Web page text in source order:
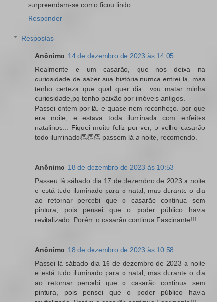
surpreendam-se como ficou lindo.
Responder
Respostas
Anônimo 14 de dezembro de 2023 às 14:05
Realmente e um casarão, que nos deixa na
curiosidade de saber sua história.numca entrei lá, mas
tenho certeza que qual quer dia.. vou matar minha
curiosidade,pq tenho paixão por imóveis antigos.
Passei ontem por lá, e quase nem reconheço, por que
era noite, e estava toda iluminada com enfeites
natalinos... Fiquei muito feliz por ver, o velho casarão
todo iluminado👏👏👏 passem lá a noite, recomendo.
Anônimo 18 de dezembro de 2023 às 10:53
Passeu lá sábado dia 17 de dezembro de 2023 a noite
e está tudo iluminado para o natal, mas durante o dia
ao retornar percebi que o casarão continua sem
pintura, pois pensei que o poder público havia
revitalizado. Porém o casarão continua Fascinante!!!
Anônimo 18 de dezembro de 2023 às 10:58
Passei lá sábado dia 16 de dezembro de 2023 a noite
e está tudo iluminado para o natal, mas durante o dia
ao retornar percebi que o casarão continua sem
pintura, pois pensei que o poder público havia